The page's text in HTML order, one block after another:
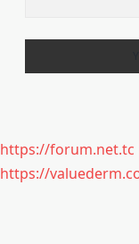
https://forum.net.tc
https://